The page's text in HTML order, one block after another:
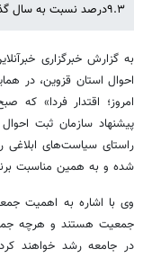
۹.۳درصد نسبت به سال گذشته کاهش یافته است.
به گزارش خبرگزاری
احوال استان قزوین، در
پیشنهاد سازمان ثبت
راستای سیاست‌های ابلاغی
شده و به همین مناسبت
وی با اشاره به اهمیت
جمعیت هستند و هرچه
در جامعه رشد خواهند